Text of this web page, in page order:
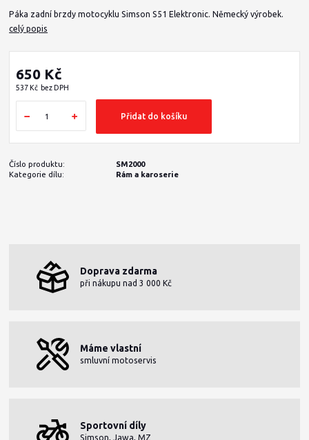
Páka zadní brzdy motocyklu Simson S51 Elektronic. Německý výrobek.
celý popis
650 Kč
537 Kč bez DPH
Přidat do košíku
Číslo produktu:
SM2000
Kategorie dílu:
Rám a karoserie
Doprava zdarma
při nákupu nad 3 000 Kč
Máme vlastní
smluvní motoservis
Sportovní díly
Simson, Jawa, MZ